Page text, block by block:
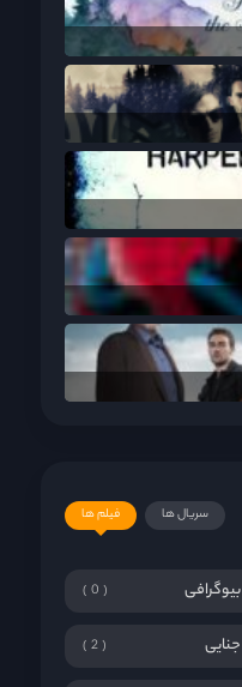
فیلم ها سریال ها
بیوگرافی 0
جنایی 2